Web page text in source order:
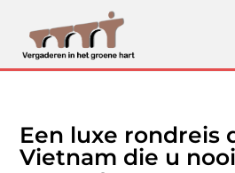
Een luxe rondreis
Vietnam die u